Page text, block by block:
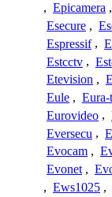
, Epicamera ,
Esecure ,
Espressif ,
Estcctv ,
Etevision ,
Eule , Eura-
Eurovideo ,
Eversecu ,
Evocam ,
Evonet ,
, Ews1025 ,